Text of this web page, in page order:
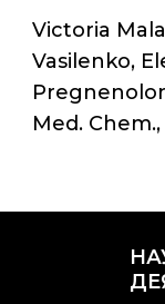
Victoria
Vasilenko,
Med.